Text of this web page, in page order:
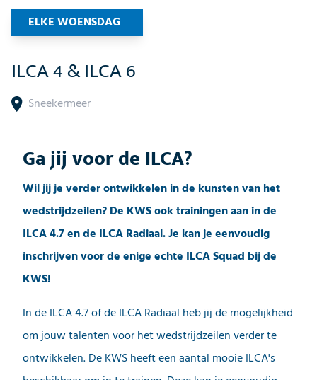
ELKE WOENSDAG
ILCA 4 & ILCA 6
Sneekermeer
Ga jij voor de ILCA?
Wil jij je verder ontwikkelen in de kunsten van het
wedstrijdzeilen? De KWS ook trainingen aan in de
ILCA 4.7 en de ILCA Radiaal. Je kan je eenvoudig
inschrijven voor de enige echte ILCA Squad bij de
KWS!
In de ILCA 4.7 of de ILCA Radiaal heb jij de mogelijkheid
om jouw talenten voor het wedstrijdzeilen verder te
ontwikkelen. De KWS heeft een aantal mooie ILCA's